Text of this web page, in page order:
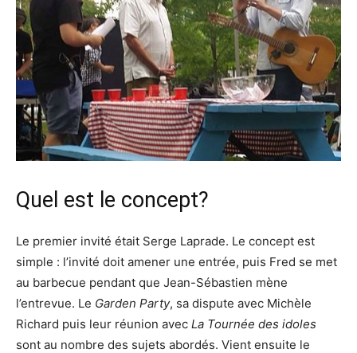
Quel est le concept?
Le premier invité était Serge Laprade. Le concept est
simple : l’invité doit amener une entrée, puis Fred se met
au barbecue pendant que Jean-Sébastien mène
l’entrevue. Le Garden Party, sa dispute avec Michèle
Richard puis leur réunion avec La Tournée des idoles
sont au nombre des sujets abordés. Vient ensuite le